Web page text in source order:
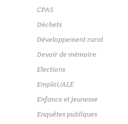
CPAS
Déchets
Développement rural
Devoir de mémoire
Elections
Emploi/ALE
Enfance et jeunesse
Enquêtes publiques